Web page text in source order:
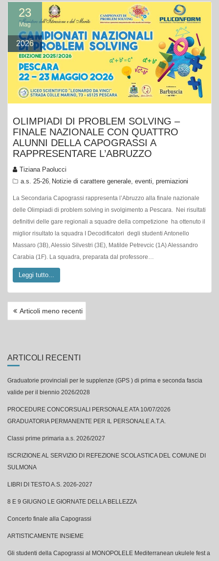
23
Mag
2026
OLIMPIADI DI PROBLEM SOLVING –
FINALE NAZIONALE CON QUATTRO
ALUNNI DELLA CAPOGRASSI A
RAPPRESENTARE L’ABRUZZO
Tiziana Paolucci
a.s. 25-26, Notizie di carattere generale, eventi, premiazioni
La Secondaria Capograssi rappresenta l’Abruzzo alla finale nazionale
delle Olimpiadi di problem solving in svolgimento a Pescara. Nei risultati
definitivi delle gare regionali a squadre della competizione ha ottenuto il
miglior risultato la squadra I Decodificatori degli studenti Antonello
Massaro (3B), Alessio Silvestri (3E), Matilde Petrevcic (1A) Alessandro
Carabia (1F). La squadra, preparata dal professore…
Leggi tutto...
NAVIGAZIONE
ARTICOLI
Articoli meno recenti
ARTICOLI RECENTI
Graduatorie provinciali per le supplenze (GPS ) di prima e seconda fascia
valide per il biennio 2026/2028
PROCEDURE CONCORSUALI PERSONALE ATA 10/07/2026
GRADUATORIA PERMANENTE PER IL PERSONALE A.T.A.
Classi prime primaria a.s. 2026/2027
ISCRIZIONE AL SERVIZIO DI REFEZIONE SCOLASTICA DEL COMUNE DI
SULMONA
LIBRI DI TESTO A.S. 2026-2027
8 E 9 GIUGNO LE GIORNATE DELLA BELLEZZA
Concerto finale alla Capograssi
ARTISTICAMENTE INSIEME
Gli studenti della Capograssi al MONOPOLELE Mediterranean ukulele fest a